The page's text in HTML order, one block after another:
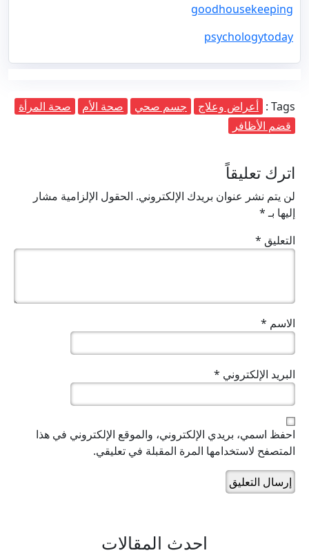
goodhousekeeping
psychologytoday
Tags : أعراض وعلاج جسم صحي صحة الأم
صحة المرأة
قضم الأظافر
اترك تعليقاً
لن يتم نشر عنوان بريدك الإلكتروني. الحقول الإلزامية مشار
إليها بـ*
التعليق *
الاسم *
البريد الإلكتروني *
احفظ اسمي، بريدي الإلكتروني، والموقع الإلكتروني في هذا
المتصفح لاستخدامها المرة المقبلة في تعليقي.
احدث المقالات